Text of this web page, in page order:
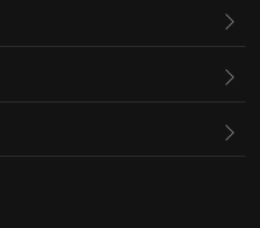
10.00-18.00